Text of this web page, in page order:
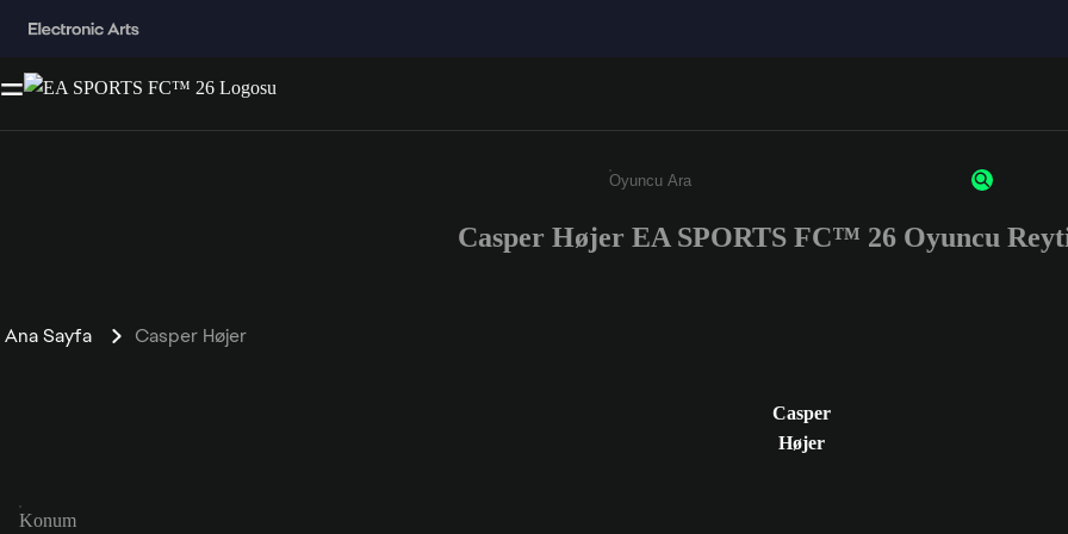
Enter a minimum of 3 characters or numbers
Casper Højer EA SPORTS FC™ 26 Oyuncu
Ana Sayfa Casper Højer
Casper
Højer
Konum